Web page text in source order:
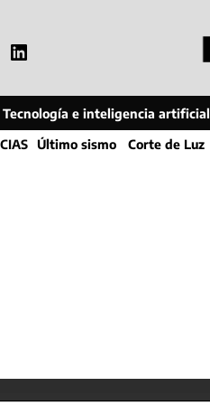
Linkedin
Tecnología e inteligencia artificial
Último sismo Corte de Luz